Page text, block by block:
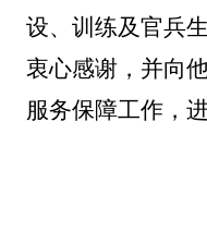
设、训练及官兵
衷心感谢，并向
服务保障工作，